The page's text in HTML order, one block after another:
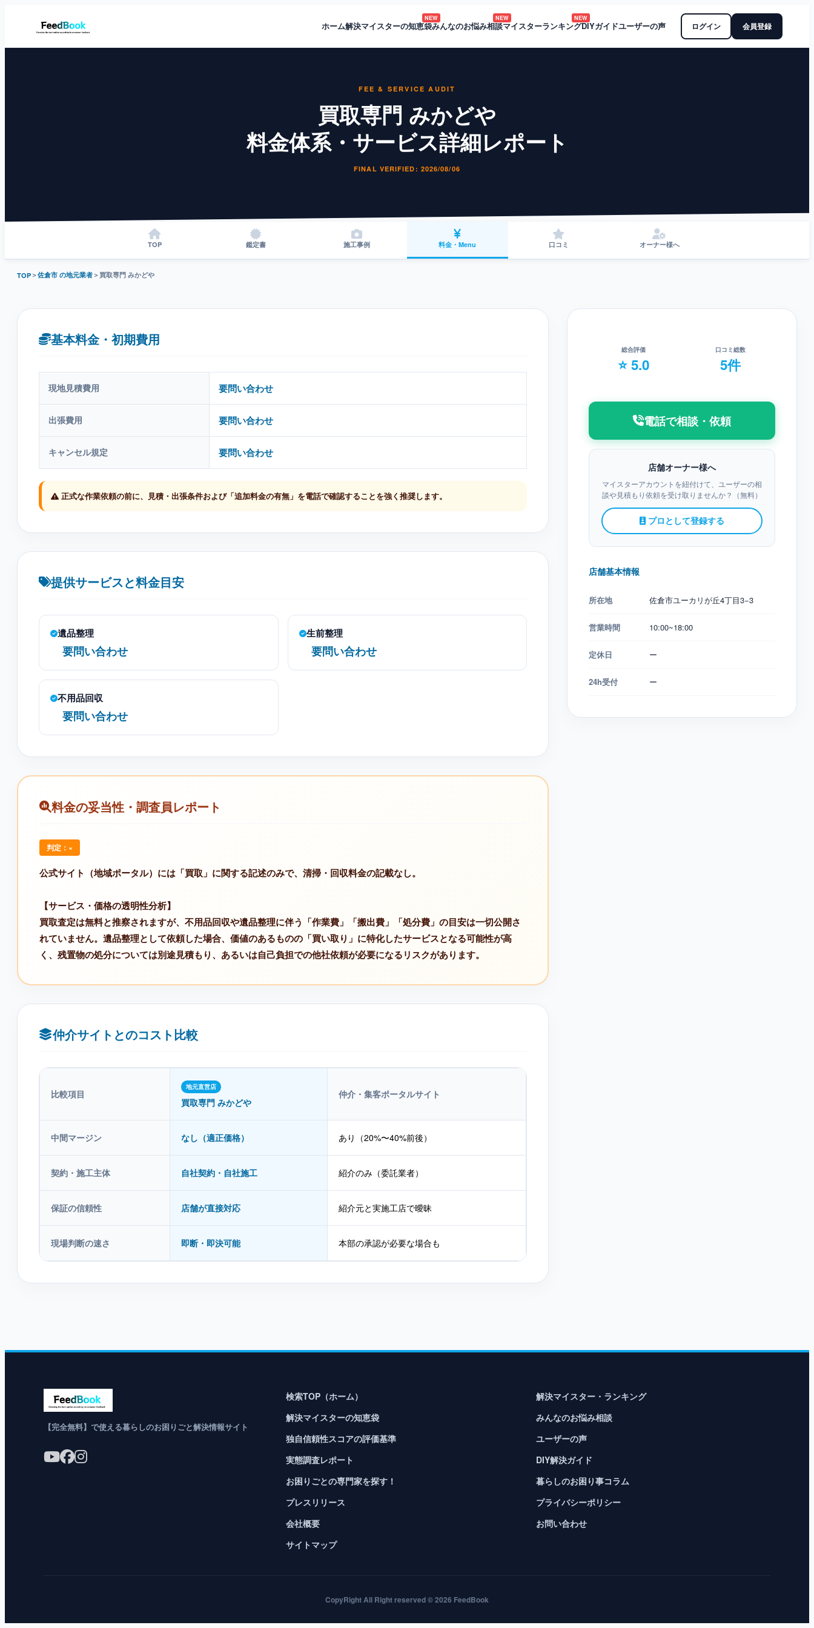
ホーム解決マイスターの知恵袋
NEW
みんなのお悩み相談
NEW
マイスターランキング
NEW
DIYガイドユーザーの声 ログイン 会員登録
FEE & SERVICE AUDIT
買取専門 みかどや
料金体系・サービス詳細レポート
FINAL VERIFIED: 2026/08/06
TOP 鑑定書 施工事例 料金・Menu 口コミ オーナー様へ
TOP＞佐倉市 の地元業者＞ 買取専門 みかどや
基本料金・初期費用
現地見積費用 要問い合わせ
出張費用 要問い合わせ
キャンセル規定 要問い合わせ
正式な作業依頼の前に、見積・出張条件および「追加料金の有無」を電話で確認することを強く推奨します。
提供サービスと料金目安
遺品整理
要問い合わせ
生前整理
要問い合わせ
不用品回収
要問い合わせ
料金の妥当性・調査員レポート
判定：×
公式サイト（地域ポータル）には「買取」に関する記述のみで、清掃・回収料金の記載なし。
【サービス・価格の透明性分析】
買取査定は無料と推察されますが、不用品回収や遺品整理に伴う「作業費」「搬出費」「処分費」の目安は一切公開さ
れていません。遺品整理として依頼した場合、価値のあるものの「買い取り」に特化したサービスとなる可能性が高
く、残置物の処分については別途見積もり、あるいは自己負担での他社依頼が必要になるリスクがあります。
仲介サイトとのコスト比較
比較項目
地元直営店
買取専門 みかどや
仲介・集客ポータルサイト
中間マージン なし（適正価格） あり（20%〜40%前後）
契約・施工主体 自社契約・自社施工 紹介のみ（委託業者）
保証の信頼性 店舗が直接対応 紹介元と実施工店で曖昧
現場判断の速さ 即断・即決可能 本部の承認が必要な場合も
総合評価
⭐ 5.0
口コミ総数
5件
電話で相談・依頼
店舗オーナー様へ
マイスターアカウントを紐付けて、ユーザーの相
談や見積もり依頼を受け取りませんか？（無料）
プロとして登録する
店舗基本情報
所在地 佐倉市ユーカリが丘4丁目3−3
営業時間 10:00~18:00
定休日 ー
24h受付 ー
【完全無料】で使える暮らしのお困りごと解決情報サイト
検索TOP（ホーム）
解決マイスター・ランキング
解決マイスターの知恵袋
みんなのお悩み相談
独自信頼性スコアの評価基準
ユーザーの声
実態調査レポート
DIY解決ガイド
お困りごとの専門家を探す！
暮らしのお困り事コラム
プレスリリース
プライバシーポリシー
会社概要
お問い合わせ
サイトマップ
CopyRight All Right reserved © 2026 FeedBook